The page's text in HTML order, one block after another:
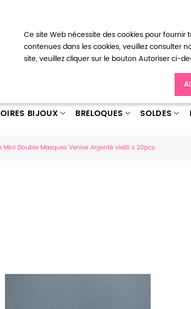
Ce site Web nécessite des cookies pour
contenues dans les cookies, veuillez consulter
site, veuillez cliquer sur le bouton Autoriser ci-
Mon compte Ma
BIJOUX BRELOQUES SOLDES
Mini Double Masques Venise Argenté vieilli x 20pcs